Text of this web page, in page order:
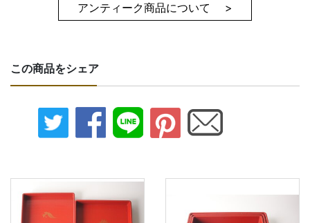
アンティーク商品について >
この商品をシェア